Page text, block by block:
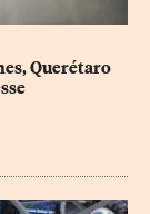
Querétaro